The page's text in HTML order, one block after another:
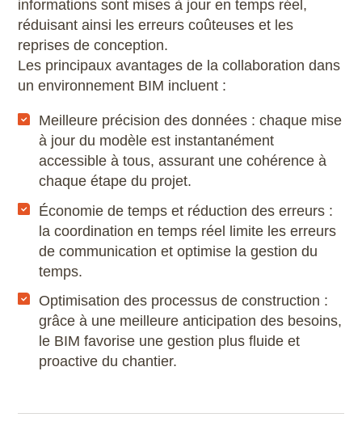
Microstation
Navisworks Manage
Photoshop
Premiere Pro
QGIS
Revit
Rhino
Robot Structural Analysis Professional
informations sont mises à jour en temps réel,
réduisant ainsi les erreurs coûteuses et les
reprises de conception.
Les principaux avantages de la collaboration dans
un environnement BIM incluent :
Meilleure précision des données : chaque mise
à jour du modèle est instantanément
accessible à tous, assurant une cohérence à
chaque étape du projet.
Économie de temps et réduction des erreurs :
la coordination en temps réel limite les erreurs
de communication et optimise la gestion du
temps.
Optimisation des processus de construction :
grâce à une meilleure anticipation des besoins,
le BIM favorise une gestion plus fluide et
proactive du chantier.